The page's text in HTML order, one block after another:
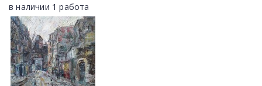
в наличии 1 работа